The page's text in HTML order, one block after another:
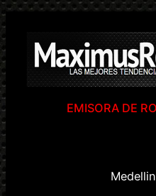
EMISORA DE